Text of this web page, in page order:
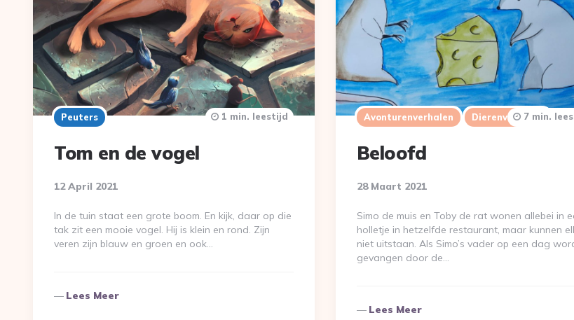
Peuters
Tom en de vogel
12 April 2021
1 min. leestijd
In de tuin staat een grote boom. En kijk, daar op die
tak zit een mooie vogel. Hij is klein en rond. Zijn
veren zijn blauw en groen en ook…
Lees Meer
Avonturenverhalen Dierenverhalen
Beloofd
28 Maart 2021
7 min.
Simo de muis en Toby de rat wonen allebei in
holletje in hetzelfde restaurant, maar kunnen
niet uitstaan. Als Simo’s vader op een dag
gevangen door de…
Lees Meer